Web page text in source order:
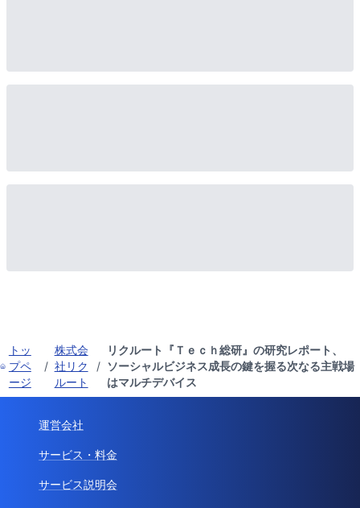
トッ
プペ
ージ
/
株式会
社リク
ルート
/
リクルート『Ｔｅｃｈ総研』の研究レポート、
ソーシャルビジネス成長の鍵を握る次なる主戦場
はマルチデバイス
運営会社
サービス・料金
サービス説明会